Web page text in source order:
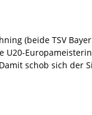
(beide TSV
U20-
schob sich der